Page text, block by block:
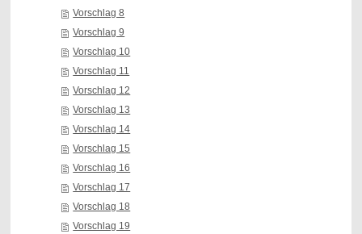
Vorschlag 8
Vorschlag 9
Vorschlag 10
Vorschlag 11
Vorschlag 12
Vorschlag 13
Vorschlag 14
Vorschlag 15
Vorschlag 16
Vorschlag 17
Vorschlag 18
Vorschlag 19